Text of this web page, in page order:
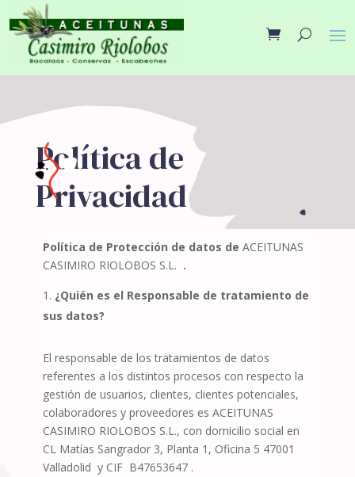
Política de
Privacidad
Política de Protección de datos de ACEITUNAS
CASIMIRO RIOLOBOS S.L. .
¿Quién es el Responsable de tratamiento de
sus datos?
El responsable de los tratamientos de datos
referentes a los distintos procesos con respecto la
gestión de usuarios, clientes, clientes potenciales,
colaboradores y proveedores es ACEITUNAS
CASIMIRO RIOLOBOS S.L., con domicilio social en
CL Matías Sangrador 3, Planta 1, Oficina 5 47001
Valladolid y CIF B47653647 .